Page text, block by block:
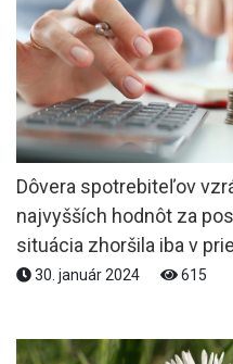
Dôvera spotrebiteľov
najvyšších hodnôt za
situácia zhoršila iba v
30. január 2024 615